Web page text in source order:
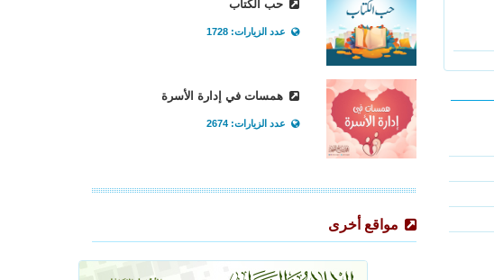
حب الكتاب
عدد الزيارات: 1728
همسات في إدارة الأسرة
عدد الزيارات: 2674
مواقع أخرى